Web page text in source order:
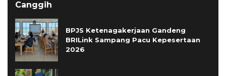
Canggih
BPJS Ketenagakerjaan Gandeng
BRILink Sampang Pacu Kepesertaan
2026